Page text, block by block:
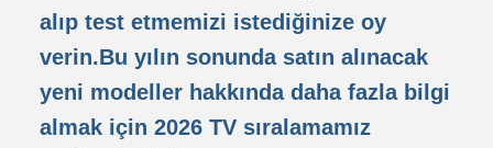
alıp test etmemizi istediğinize oy
verin.Bu yılın sonunda satın alınacak
yeni modeller hakkında daha fazla bilgi
almak için 2026 TV sıralamamız